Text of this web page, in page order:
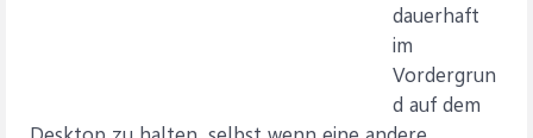
dauerhaft
im
Vordergrun
d auf dem